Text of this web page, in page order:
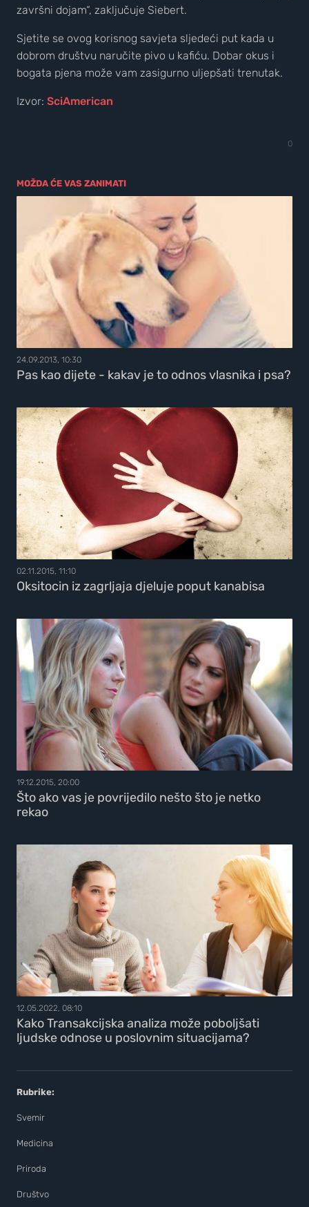
završni dojam“, zaključuje Siebert.
Sjetite se ovog korisnog savjeta sljedeći put kada u
dobrom društvu naručite pivo u kafiću. Dobar okus i
bogata pjena može vam zasigurno uljepšati trenutak.
Izvor: SciAmerican
0
MOŽDA ĆE VAS ZANIMATI
24.09.2013, 10:30
Pas kao dijete - kakav je to odnos vlasnika i psa?
02.11.2015, 11:10
Oksitocin iz zagrljaja djeluje poput kanabisa
19.12.2015, 20:00
Što ako vas je povrijedilo nešto što je netko
rekao
12.05.2022, 08:10
Kako Transakcijska analiza može poboljšati
ljudske odnose u poslovnim situacijama?
Rubrike:
Svemir
Medicina
Priroda
Društvo